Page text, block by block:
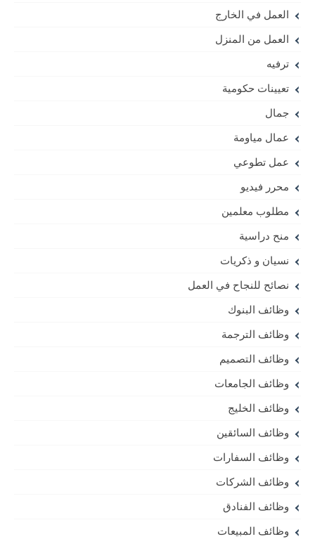
العمل في الخارج
العمل من المنزل
ترفيه
تعيينات حكومية
جمال
عمال مياومة
عمل تطوعي
محرر فيديو
مطلوب معلمين
منح دراسية
نسيان و ذكريات
نصائح للنجاح في العمل
وظائف البنوك
وظائف الترجمة
وظائف التصميم
وظائف الجامعات
وظائف الخليج
وظائف السائقين
وظائف السفارات
وظائف الشركات
وظائف الفنادق
وظائف المبيعات